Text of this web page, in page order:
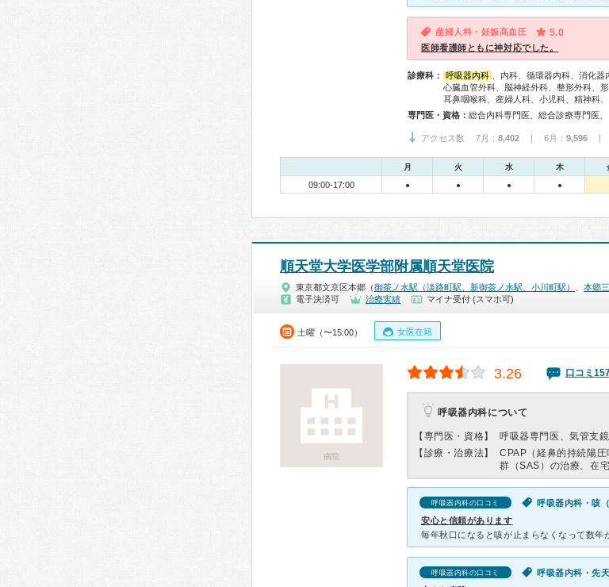
産婦人科・妊娠高血圧 5.0
医師看護師ともに神対応でした。
診療科： 呼吸器内科
、内科、循環器内科、消化
心臓血管外科、脳神経外科、整形外科、
耳鼻咽喉科、産婦人科、小児科、精神科
専門医・資格：
アクセス数 7月： 8,402 | 6月： 9,596 |
月 火 水 木
09:00-17:00 ● ● ● ●
順天堂大学医学部附属順天堂医院
東京都文京区本郷（御茶ノ水駅（淡路町駅、新御茶ノ水駅、小川町駅） 本郷
電子決済可
治療実績 マイナ受付 (スマホ可)
土曜（〜15:00） 女医在籍
病院
3.26 口コミ
呼吸器内科について
【専門医・資格】
呼吸器専門医、気管支
【診療・治療法】
CPAP（経鼻的持続陽
群（SAS）の治療、在
呼吸器内科の口コミ 呼吸器内科・咳（
安心と信頼があります
呼吸器内科の口コミ 呼吸器内科・先